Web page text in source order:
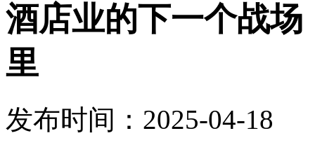
酒店业的下一个战
里
发布时间：2025-04-18